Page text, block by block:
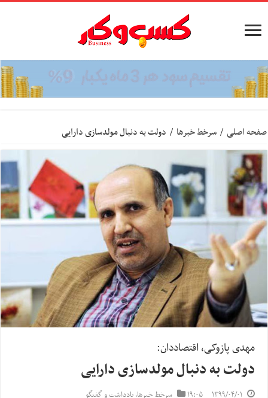
صفحه اصلی / سرخط خبرها / دولت به دنبال مولدسازی دارایی
مهدی پازوکی، اقتصاددان:
دولت به دنبال مولدسازی دارایی
۱۳۹۹/۰۴/۰۱ ۱۹:۰۵ سرخط خبرها,یادداشت و گفتگو